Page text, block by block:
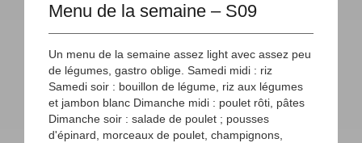
Menu de la semaine – S09
Un menu de la semaine assez light avec assez peu
de légumes, gastro oblige. Samedi midi : riz
Samedi soir : bouillon de légume, riz aux légumes
et jambon blanc Dimanche midi : poulet rôti, pâtes
Dimanche soir : salade de poulet ; pousses
d'épinard, morceaux de poulet, champignons,